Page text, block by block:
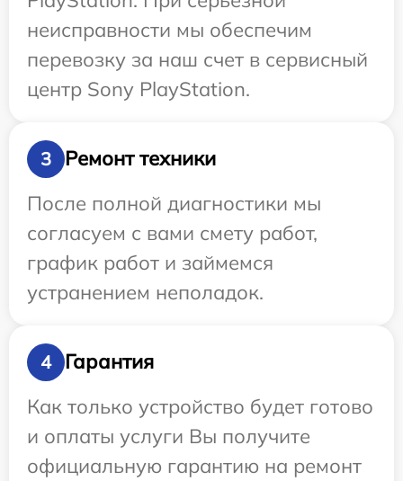
неисправности мы обеспечим
перевозку за наш счет в сервисный
центр Sony PlayStation.
3
Ремонт техники
После полной диагностики мы
согласуем с вами смету работ,
график работ и займемся
устранением неполадок.
4
Гарантия
Как только устройство будет готово
и оплаты услуги Вы получите
официальную гарантию на ремонт